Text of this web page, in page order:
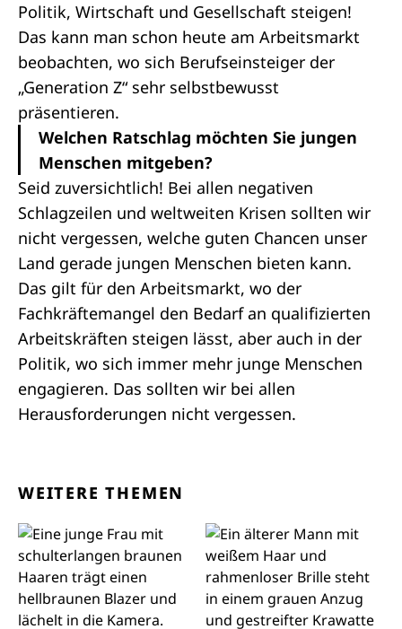
Politik, Wirtschaft und Gesellschaft steigen!
Das kann man schon heute am Arbeitsmarkt
beobachten, wo sich Berufseinsteiger der
„Generation Z“ sehr selbstbewusst
präsentieren.
Welchen Ratschlag möchten Sie jungen
Menschen mitgeben?
Seid zuversichtlich! Bei allen negativen
Schlagzeilen und weltweiten Krisen sollten wir
nicht vergessen, welche guten Chancen unser
Land gerade jungen Menschen bieten kann.
Das gilt für den Arbeitsmarkt, wo der
Fachkräftemangel den Bedarf an qualifizierten
Arbeitskräften steigen lässt, aber auch in der
Politik, wo sich immer mehr junge Menschen
engagieren. Das sollten wir bei allen
Herausforderungen nicht vergessen.
WEITERE THEMEN